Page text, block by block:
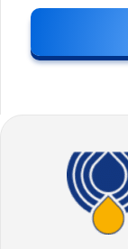
Gehe
zur
Startseite